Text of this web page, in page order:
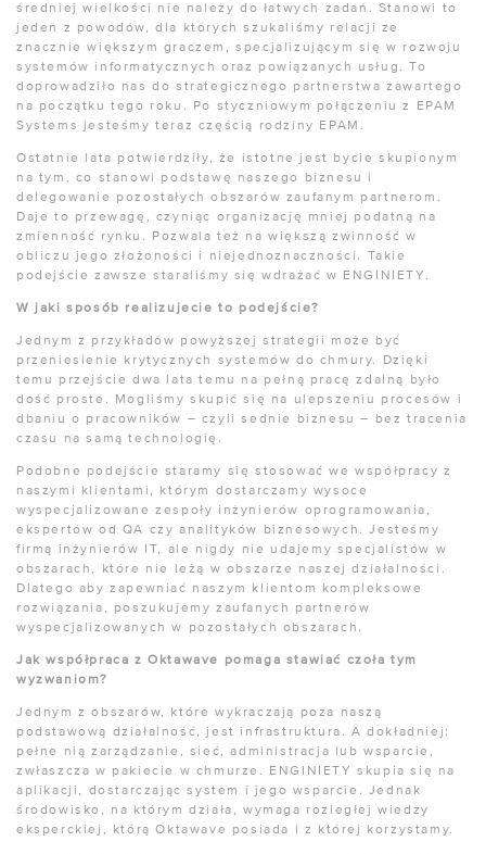
średniej wielkości nie należy do łatwych zadań. Stanowi to
jeden z powodów, dla których szukaliśmy relacji ze
znacznie większym graczem, specjalizującym się w rozwoju
systemów informatycznych oraz powiązanych usług. To
doprowadziło nas do strategicznego partnerstwa zawartego
na początku tego roku. Po styczniowym połączeniu z EPAM
Systems jesteśmy teraz częścią rodziny EPAM.
Ostatnie lata potwierdziły, że istotne jest bycie skupionym
na tym, co stanowi podstawę naszego biznesu i
delegowanie pozostałych obszarów zaufanym partnerom.
Daje to przewagę, czyniąc organizację mniej podatną na
zmienność rynku. Pozwala też na większą zwinność w
obliczu jego złożoności i niejednoznaczności. Takie
podejście zawsze staraliśmy się wdrażać w ENGINIETY.
W jaki sposób realizujecie to podejście?
Jednym z przykładów powyższej strategii może być
przeniesienie krytycznych systemów do chmury. Dzięki
temu przejście dwa lata temu na pełną pracę zdalną było
dość proste. Mogliśmy skupić się na ulepszeniu procesów i
dbaniu o pracowników – czyli sednie biznesu – bez tracenia
czasu na samą technologię.
Podobne podejście staramy się stosować we współpracy z
naszymi klientami, którym dostarczamy wysoce
wyspecjalizowane zespoły inżynierów oprogramowania,
ekspertów od QA czy analityków biznesowych. Jesteśmy
firmą inżynierów IT, ale nigdy nie udajemy specjalistów w
obszarach, które nie leżą w obszarze naszej działalności.
Dlatego aby zapewniać naszym klientom kompleksowe
rozwiązania, poszukujemy zaufanych partnerów
wyspecjalizowanych w pozostałych obszarach.
Jak współpraca z Oktawave pomaga stawiać czoła tym
wyzwaniom?
Jednym z obszarów, które wykraczają poza naszą
podstawową działalność, jest infrastruktura. A dokładniej:
pełne nią zarządzanie, sieć, administracja lub wsparcie,
zwłaszcza w pakiecie w chmurze. ENGINIETY skupia się na
aplikacji, dostarczając system i jego wsparcie. Jednak
środowisko, na którym działa, wymaga rozległej wiedzy
eksperckiej, którą Oktawave posiada i z której korzystamy.